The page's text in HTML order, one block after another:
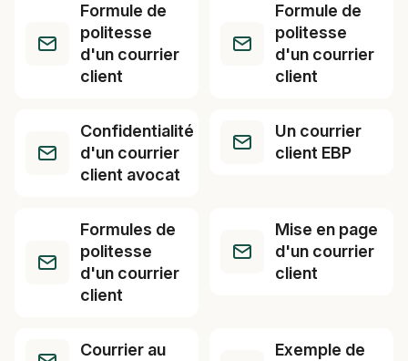
Formule de
politesse
d'un courrier
client
Formule de
politesse
d'un courrier
client
Confidentialité
d'un courrier
client avocat
Un courrier
client EBP
Formules de
politesse
d'un courrier
client
Mise en page
d'un courrier
client
Courrier au
Exemple de